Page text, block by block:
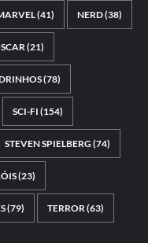
(41) NERD(38)
(21)
(78)
SCI-FI (154)
STEVEN SPIELBERG (74)
(23)
(79) TERROR(63)